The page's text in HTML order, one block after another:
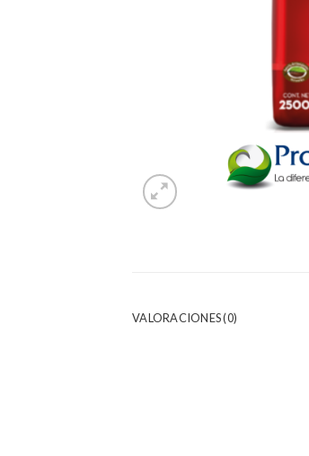
VALORACIONES (0)